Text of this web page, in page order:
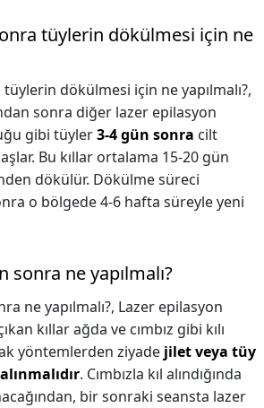
tüylerin dökülmesi için ne
dökülmesi için ne yapılmalı?,
sonra diğer lazer epilasyon
gibi tüyler3-4 gün sonra cilt
Bu kıllar ortalama 15-20 gün
dökülür. Dökülme süreci
o bölgede 4-6 hafta süreyle yeni
sonra ne yapılmalı?
ne yapılmalı?, Lazer epilasyon
kıllar ağda ve cımbız gibi kılı
yöntemlerden ziyade jilet veya tüy
. Cımbızla kıl alındığında
bir sonraki seansta lazer